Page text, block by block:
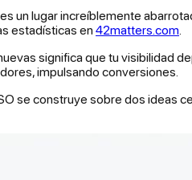
un lugar increíblemente
estadísticas en 42matters.com
significa que tu visibilidad
impulsando conversiones.
se construye sobre dos ideas